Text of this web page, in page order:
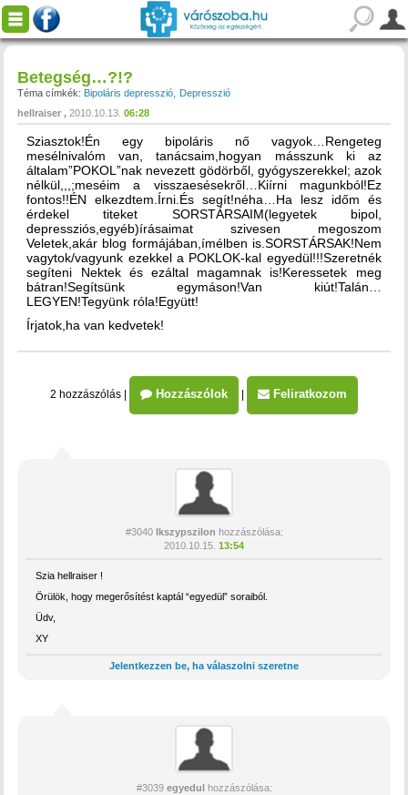
Betegség…?!?
Téma címkék: Bipoláris depresszió
Depresszió
hellraiser
2010.10.13. 06:28
Sziasztok!Én egy bipoláris nő vagyok…Rengeteg
mesélnivalóm van, tanácsaim,hogyan másszunk ki az
általam”POKOL”nak nevezett gödörből, gyógyszerekkel; azok
nélkül,,,;meséim a visszaesésekről…Kiírni magunkból!Ez
fontos!!ÉN elkezdtem.Írni.És segít!néha…Ha lesz időm és
érdekel titeket SORSTÁRSAIM(legyetek bipol,
depressziós,egyéb)írásaimat szivesen megoszom
Veletek,akár blog formájában,ímélben is.SORSTÁRSAK!Nem
vagytok/vagyunk ezekkel a POKLOK-kal egyedül!!!Szeretnék
segíteni Nektek és ezáltal magamnak is!Keressetek meg
bátran!Segítsünk egymáson!Van kiút!Talán…
LEGYEN!Tegyünk róla!Együtt!
Írjatok,ha van kedvetek!
2 hozzászólás Hozzászólok Feliratkozom
#3040 Ikszypszilon hozzászólása:
2010.10.15. 13:54
Szia hellraiser !
Örülök, hogy megerősítést kaptál “egyedül” soraiból.
Üdv,
XY
Jelentkezzen be, ha válaszolni szeretne
#3039 egyedul
hozzászólása: